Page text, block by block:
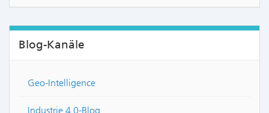
Blog-Kanäle
Geo-Intelligence
Industrie 4.0-Blog